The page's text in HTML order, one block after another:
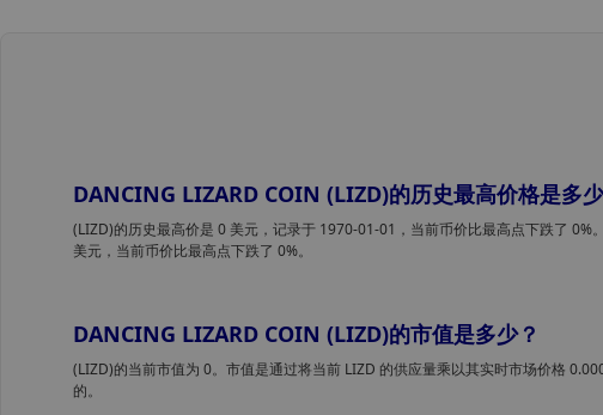
DANCING LIZARD COIN (LIZD)的历史最高价格是多
(LIZD)的历史最高价是 0 美元，记录于 1970-01-01，当前币价比最高点下跌了 0%
美元，当前币价比最高点下跌了 0%。
DANCING LIZARD COIN (LIZD)的市值是多少？
(LIZD)的当前市值为 0。市值是通过将当前 LIZD 的供应量乘以其实时市场价格
的。